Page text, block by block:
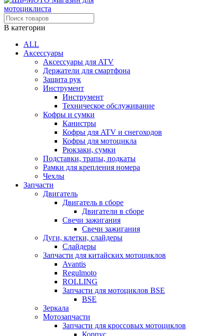
В категории
ALL
Аксессуары
Аксессуары для ATV
Держатели для смартфона
Защита рук
Инструмент
Инструмент
Техническое обслуживание
Кофры и сумки
Канистры
Кофры для ATV и снегоходов
Кофры для мотоцикла
Рюкзаки, сумки
Подставки, трапы, подкаты
Рамки для крепления номера
Чехлы
Запчасти
Двигатель
Двигатель в сборе
Двигатели в сборе
Свечи зажигания
Свечи зажигания
Дуги, клетки, слайдеры
Слайдеры
Запчасти для китайских мотоциклов
Avantis
Regulmoto
ROLLING
Запчасти для мотоциклов BSE
BSE
Зеркала
Мотозапчасти
Запчасти для кроссовых мотоциклов
Корпус